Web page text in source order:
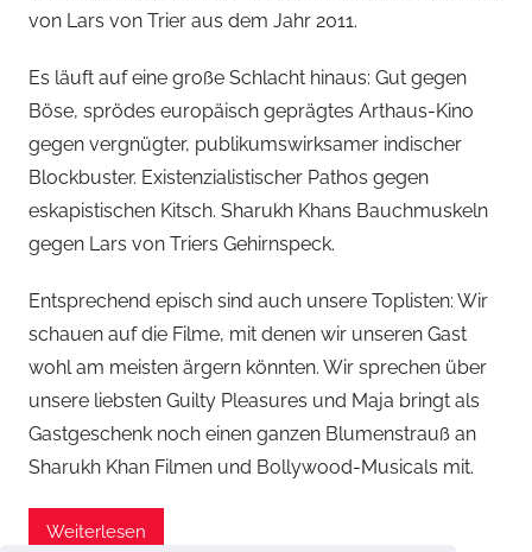
von Lars von Trier aus dem Jahr 2011.
Es läuft auf eine große Schlacht hinaus: Gut gegen
Böse, sprödes europäisch geprägtes Arthaus-Kino
gegen vergnügter, publikumswirksamer indischer
Blockbuster. Existenzialistischer Pathos gegen
eskapistischen Kitsch. Sharukh Khans Bauchmuskeln
gegen Lars von Triers Gehirnspeck.
Entsprechend episch sind auch unsere Toplisten: Wir
schauen auf die Filme, mit denen wir unseren Gast
wohl am meisten ärgern könnten. Wir sprechen über
unsere liebsten Guilty Pleasures und Maja bringt als
Gastgeschenk noch einen ganzen Blumenstrauß an
Sharukh Khan Filmen und Bollywood-Musicals mit.
Weiterlesen